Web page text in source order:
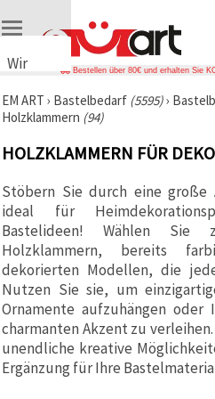
Wir
Cookies
🍪 Wir
Cookies
ähnliche
Technologien,
um den
Betrieb
unserer
Website
sicherzustellen.
Mit Ihrer
Einwilligung
nutzen wir
außerdem
Cookies zu
Analyse-,
Marketing-
Bestellen über 80€ und erhalten Sie
EM ART › Bastelbedarf (5595)›
Holzklammern (94)
HOLZKLAMMERN FÜR
Stöbern Sie durch eine große
ideal für
Bastelideen! Wählen Sie
Holzklammern, bereits
dekorierten Modellen, die
Nutzen Sie sie, um
Ornamente aufzuhängen oder
charmanten Akzent zu
unendliche kreative
Ergänzung für Ihre